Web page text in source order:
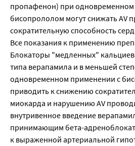
пропафенон) при
бисопрололом могут снижать AV
сократительную способность
Все показания к применению
Блокаторы "медленных"
типа верапамила и в меньшей
одновременном применении с
приводить к снижению
миокарда и нарушению AV
внутривенное введение
принимающим бета-
к выраженной артериальной